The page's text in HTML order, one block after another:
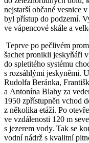
nejstarší občané vesnice
byl přístup do podzemí.
ve vápencové skále a
Teprve po pečlivém
šachet pronikli jeskyňáři
do spletitého systému
s rozsáhlými jeskyněmi.
Rudolfa Beránka,
a Antonína Blahy za
1950 zpřístupněn vchod
z několika etáží. Po
ve vzdálenosti 120 m
s jezerem vody. Tak se
vodní nádrž s kvalitní